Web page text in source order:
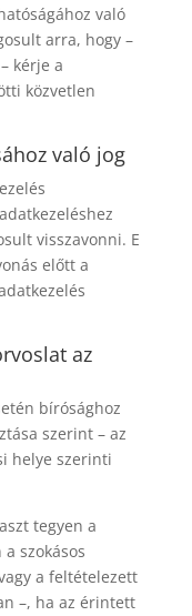
való
arra, hogy –
kérje a
közvetlen
való jog
visszavonni. E
előtt a
az
bírósághoz
szerint – az
helye szerinti
tegyen a
szokásos
a feltételezett
–, ha az érintett